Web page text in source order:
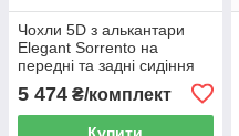
Чохли 5D з алькантари
Elegant Sorrento на
передні та задні сидіння
бежеві
5 474 ₴/комплект